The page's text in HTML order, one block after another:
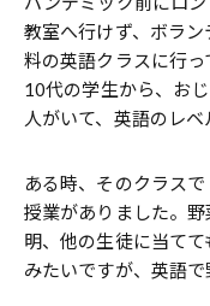
教室へ行けず、ボラ
料の英語クラスに行っ
10代の学生から、お
人がいて、英語のレベ
ある時、そのクラス
授業がありました。
明、他の生徒に当て
みたいですが、英語で